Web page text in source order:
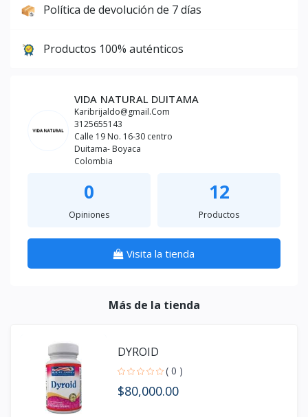
Política de devolución de 7 días
Productos 100% auténticos
VIDA NATURAL DUITAMA
Karibrijaldo@gmail.Com
3125655143
Calle 19 No. 16-30 centro
Duitama- Boyaca
Colombia
0
Opiniones
12
Productos
Visita la tienda
Más de la tienda
DYROID
( 0 )
$80,000.00